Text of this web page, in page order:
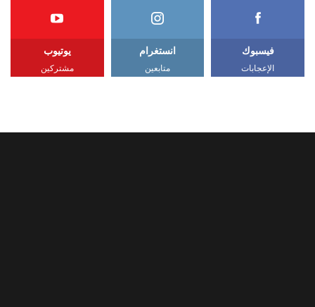
فيسبوك
الإعجابات
انستغرام
متابعين
يوتيوب
مشتركين